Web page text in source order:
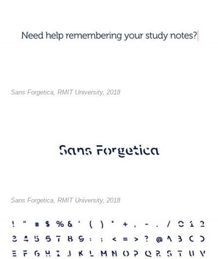
Sans Forgetica, RMIT University, 2018
Sans Forgetica, RMIT University, 2018